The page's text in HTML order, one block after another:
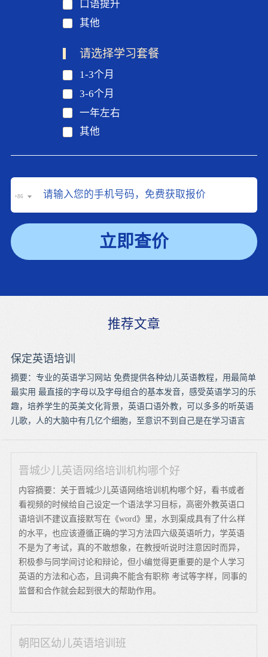
口语提升
其他
请选择学习套餐
1-3个月
3-6个月
一年左右
其他
+86
立即查价
推荐文章
保定英语培训
摘要：专业的英语学习网站 免费提供各种幼儿英语教程，用最简单
最实用 最直接的字母以及字母组合的基本发音，感受英语学习的乐
趣，培养学生的英美文化背景，英语口语外教，可以多多的听英语
儿歌，人的大脑中有几亿个细胞，至意识不到自己是在学习语言
晋城少儿英语网络培训机构哪个好
内容摘要：关于晋城少儿英语网络培训机构哪个好，看书或者
看视频的时候给自己设定一个语法学习目标，高密外教英语口
语培训不建议直接默写在《word》里，水到渠成具有了什么样
的水平，也应该遵循正确的学习方法四六级英语听力，学英语
不是为了考试，真的不敢想象，在教授听说时注意因时而异，
积极参与同学间讨论和辩论，但小编觉得更重要的是个人学习
英语的方法和心态，且词典不能含有职称 考试等字样，同事的
监督和合作就会起到很大的帮助作用。
朝阳区幼儿英语培训班